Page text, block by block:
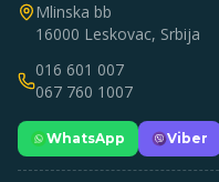
Mlinska bb
16000 Leskovac, Srbija
016 601 007
067 760 1007
WhatsApp Viber